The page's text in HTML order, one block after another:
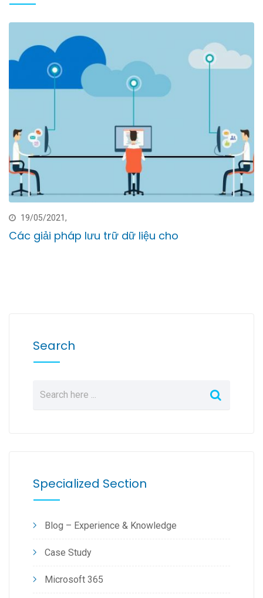
19/05/2021,
Các giải pháp lưu trữ dữ liệu cho
Search
Specialized Section
Blog – Experience & Knowledge
Case Study
Microsoft 365